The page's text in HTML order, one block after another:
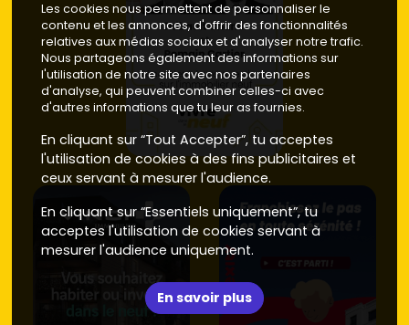
Les cookies nous permettent de personnaliser le
contenu et les annonces, d'offrir des fonctionnalités
relatives aux médias sociaux et d'analyser notre trafic.
Nous partageons également des informations sur
l'utilisation de notre site avec nos partenaires
d'analyse, qui peuvent combiner celles-ci avec
d'autres informations que tu leur as fournies.
En cliquant sur “Tout Accepter”, tu acceptes
l'utilisation de cookies à des fins publicitaires et
ceux servant à mesurer l'audience.
En cliquant sur “Essentiels uniquement”, tu
acceptes l'utilisation de cookies servant à
mesurer l'audience uniquement.
En savoir plus